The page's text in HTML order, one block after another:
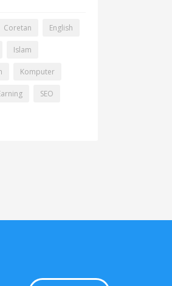
Coretan English
Islam
Komputer
SEO